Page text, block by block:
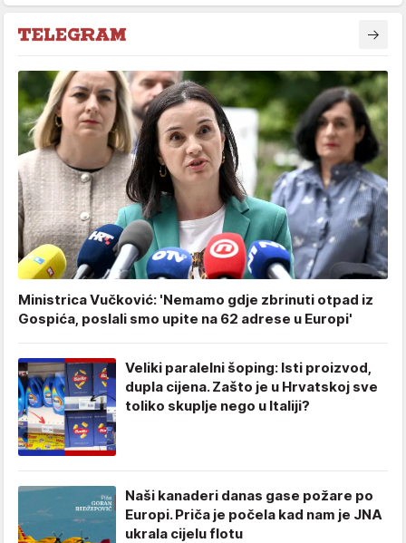
Ministrica Vučković: 'Nemamo gdje zbrinuti otpad iz
Gospića, poslali smo upite na 62 adrese u Europi'
Veliki paralelni šoping: Isti proizvod,
dupla cijena. Zašto je u Hrvatskoj sve
toliko skuplje nego u Italiji?
Naši kanaderi danas gase požare po
Europi. Priča je počela kad nam je JNA
ukrala cijelu flotu